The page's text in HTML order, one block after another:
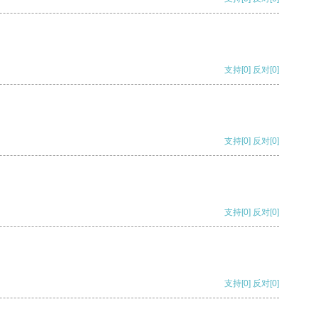
支持[0] 反对[0]
支持[0] 反对[0]
支持[0] 反对[0]
支持[0] 反对[0]